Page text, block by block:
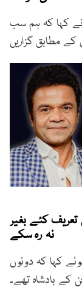
کہا کہ ہم سب
کے مطابق گزاریں
تعریف کئے بغیر
نہ رہ سکے
کہا کہ دونوں
کے بادشاہ تھے۔